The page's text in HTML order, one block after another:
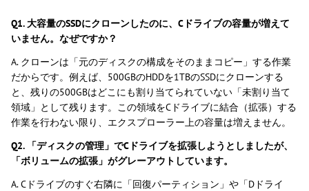
Q1. 大容量のSSDにクローンしたのに、Cドライブの容量が増えて
いません。なぜですか？
A. クローンは「元のディスクの構成をそのままコピー」する作業
だからです。例えば、500GBのHDDを1TBのSSDにクローンする
と、残りの500GBはどこにも割り当てられていない「未割り当て
領域」として残ります。この領域をCドライブに結合（拡張）する
作業を行わない限り、エクスプローラー上の容量は増えません。
Q2. 「ディスクの管理」でCドライブを拡張しようとしましたが、
「ボリュームの拡張」がグレーアウトしています。
A. Cドライブのすぐ右隣に「回復パーティション」や「Dドライ